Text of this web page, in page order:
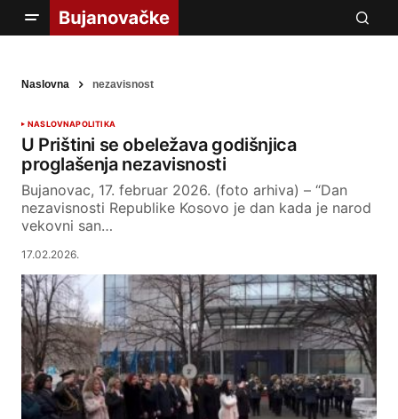
Naslovna nezavisnost
NASLOVNAPOLITIKA
U Prištini se obeležava godišnjica
proglašenja nezavisnosti
Bujanovac, 17. februar 2026. (foto arhiva) – “Dan
nezavisnosti Republike Kosovo je dan kada je narod
vekovni san…
17.02.2026.